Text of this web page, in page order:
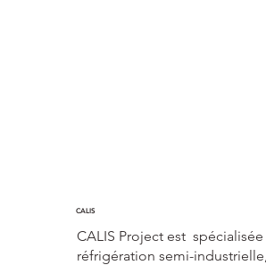
CALIS
CALIS Project est spécialisée
réfrigération semi-industrielle,